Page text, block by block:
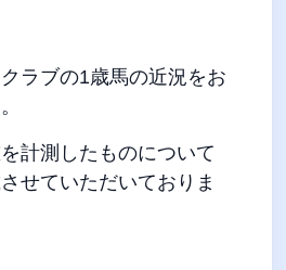
ラブの1歳馬の近況をお
計測したものについて
せていただいておりま